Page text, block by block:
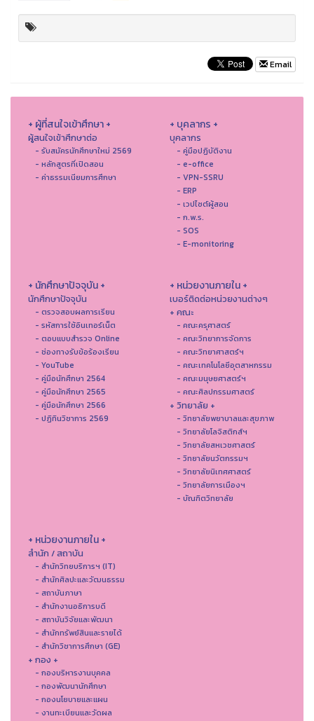
Email
+ ผู้ที่สนใจเข้าศึกษา +
ผู้สนใจเข้าศึกษาต่อ
- รับสมัครนักศึกษาใหม่ 2569
- หลักสูตรที่เปิดสอน
- ค่าธรรมเนียมการศึกษา
+ บุคลากร +
บุคลากร
- คู่มือปฏิบัติงาน
- e-office
- VPN-SSRU
- ERP
- เวปไซต์ผู้สอน
- ก.พ.ร.
- SOS
- E-monitoring
+ นักศึกษาปัจจุบัน +
นักศึกษาปัจจุบัน
- ตรวจสอบผลการเรียน
- รหัสการใช้อินเทอร์เน็ต
- ตอบแบบสำรวจ Online
- ช่องทางรับข้อร้องเรียน
- YouTube
- คู่มือนักศึกษา 2564
- คู่มือนักศึกษา 2565
- คู่มือนักศึกษา 2566
- ปฏิทินวิชาการ 2569
+ หน่วยงานภายใน +
เบอร์ติดต่อหน่วยงานต่างๆ
+ คณะ
- คณะครุศาสตร์
- คณะวิทยาการจัดการ
- คณะวิทยาศาสตร์ฯ
- คณะเทคโนโลยีอุตสาหกรรม
- คณะมนุษยศาสตร์ฯ
- คณะศิลปกรรมศาสตร์
+ วิทยาลัย +
- วิทยาลัยพยาบาลและสุขภาพ
- วิทยาลัยโลจิสติกส์ฯ
- วิทยาลัยสหเวชศาสตร์
- วิทยาลัยนวัตกรรมฯ
- วิทยาลัยนิเทศศาสตร์
- วิทยาลัยการเมืองฯ
- บัณฑิตวิทยาลัย
+ หน่วยงานภายใน +
สำนัก / สถาบัน
- สำนักวิทยบริการฯ (IT)
- สํานักศิลปะและวัฒนธรรม
- สถาบันภาษา
- สำนักงานอธิการบดี
- สถาบันวิจัยและพัฒนา
- สำนักทรัพย์สินและรายได้
- สำนักวิชาการศึกษา (GE)
+ กอง +
- กองบริหารงานบุคคล
- กองพัฒนานักศึกษา
- กองนโยบายและแผน
- งานทะเบียนและวัดผล